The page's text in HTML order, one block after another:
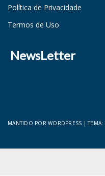
Política de Privacidade
Termos de Uso
NewsLetter
MANTIDO POR WORDPRESS |TEMA: